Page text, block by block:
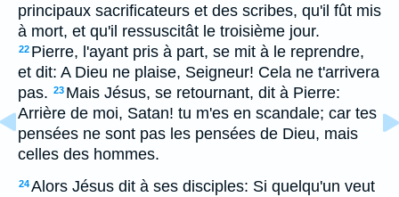
principaux sacrificateurs et des scribes, qu'il fût mis
à mort, et qu'il ressuscitât le troisième jour.
22 Pierre, l'ayant pris à part, se mit à le reprendre,
et dit: A Dieu ne plaise, Seigneur! Cela ne t'arrivera
pas. 23 Mais Jésus, se retournant, dit à Pierre:
Arrière de moi, Satan! tu m'es en scandale; car tes
pensées ne sont pas les pensées de Dieu, mais
celles des hommes.
24Alors Jésus dit à ses disciples: Si quelqu'un veut